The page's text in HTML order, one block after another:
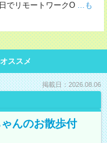
でリモートワークO ...も
ススメ
掲載日：2026.08.06
んのお散歩付